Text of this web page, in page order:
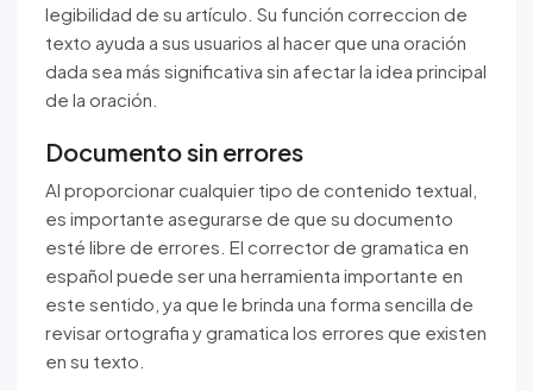
legibilidad de su artículo. Su función correccion de
texto ayuda a sus usuarios al hacer que una oración
dada sea más significativa sin afectar la idea principal
de la oración.
Documento sin errores
Al proporcionar cualquier tipo de contenido textual,
es importante asegurarse de que su documento
esté libre de errores. El corrector de gramatica en
español puede ser una herramienta importante en
este sentido, ya que le brinda una forma sencilla de
revisar ortografia y gramatica los errores que existen
en su texto.